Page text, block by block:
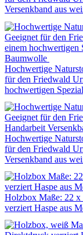
Versenkband aus
Hochwertige
für den Friedwald
hochwertigen
Hochwertige
für den Friedwald
Versenkband aus
Holzbox Maße: 22
verziert Haspe aus